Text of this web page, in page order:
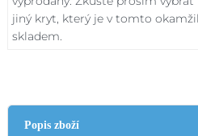
jiný kryt, který je v tomto
skladem.
Popis zboží